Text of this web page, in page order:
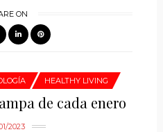
ON
HEALTHY LIVING
de cada enero
2023